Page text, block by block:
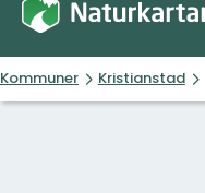
Kommuner Kristianstad